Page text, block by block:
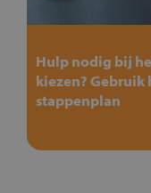
Hulp nodig bij
kiezen? Gebruik
stappenplan